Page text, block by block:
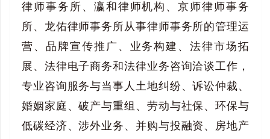
律师事务所、瀛和律师机构、京师律师事务
所、龙佑律师事务所从事律师事务所的管理运
营、品牌宣传推广、业务构建、法律市场拓
展、法律电子商务和法律业务咨询洽谈工作，
专业咨询服务与当事人土地纠纷、诉讼仲裁、
婚姻家庭、破产与重组、劳动与社保、环保与
低碳经济、涉外业务、并购与投融资、房地产